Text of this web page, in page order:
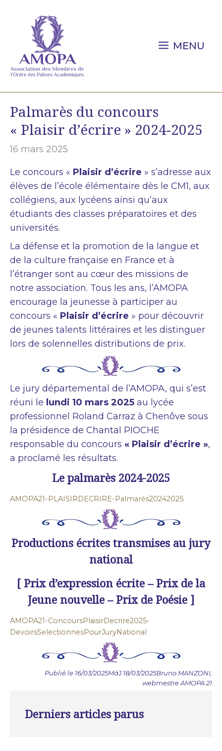
contenu
MENU
Palmarès du concours
« Plaisir d’écrire » 2024-2025
16 mars 2025
Le concours « Plaisir d’écrire » s’adresse aux
élèves de l’école élémentaire dès le CM1, aux
collégiens, aux lycéens ainsi qu’aux
étudiants des classes préparatoires et des
universités.
La défense et la promotion de la langue et
de la culture française en France et à
l’étranger sont au cœur des missions de
notre association. Tous les ans, l’AMOPA
encourage la jeunesse à participer au
concours « Plaisir d’écrire » pour découvrir
de jeunes talents littéraires et les distinguer
lors de solennelles distributions de prix.
Le jury départemental de l’AMOPA, qui s’est
réuni le lundi 10 mars 2025 au lycée
professionnel Roland Carraz à Chenôve sous
la présidence de Chantal PIOCHE
responsable du concours « Plaisir d’écrire »,
a proclamé les résultats.
Le palmarès 2024-2025
AMOPA21-PLAISIRDECRIRE-Palmarès20242025
Productions écrites transmises au jury
national
[ Prix d’expression écrite – Prix de la
Jeune nouvelle – Prix de Poésie ]
AMOPA21-ConcoursPlaisirDecrire2025-
DevoirsSelectionnesPourJuryNational
Publié le 16/03/2025MàJ 18/03/2025Bruno MANZONI,
webmestre AMOPA 21
Derniers articles parus